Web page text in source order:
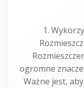
1.
ogromne
Ważne jest,